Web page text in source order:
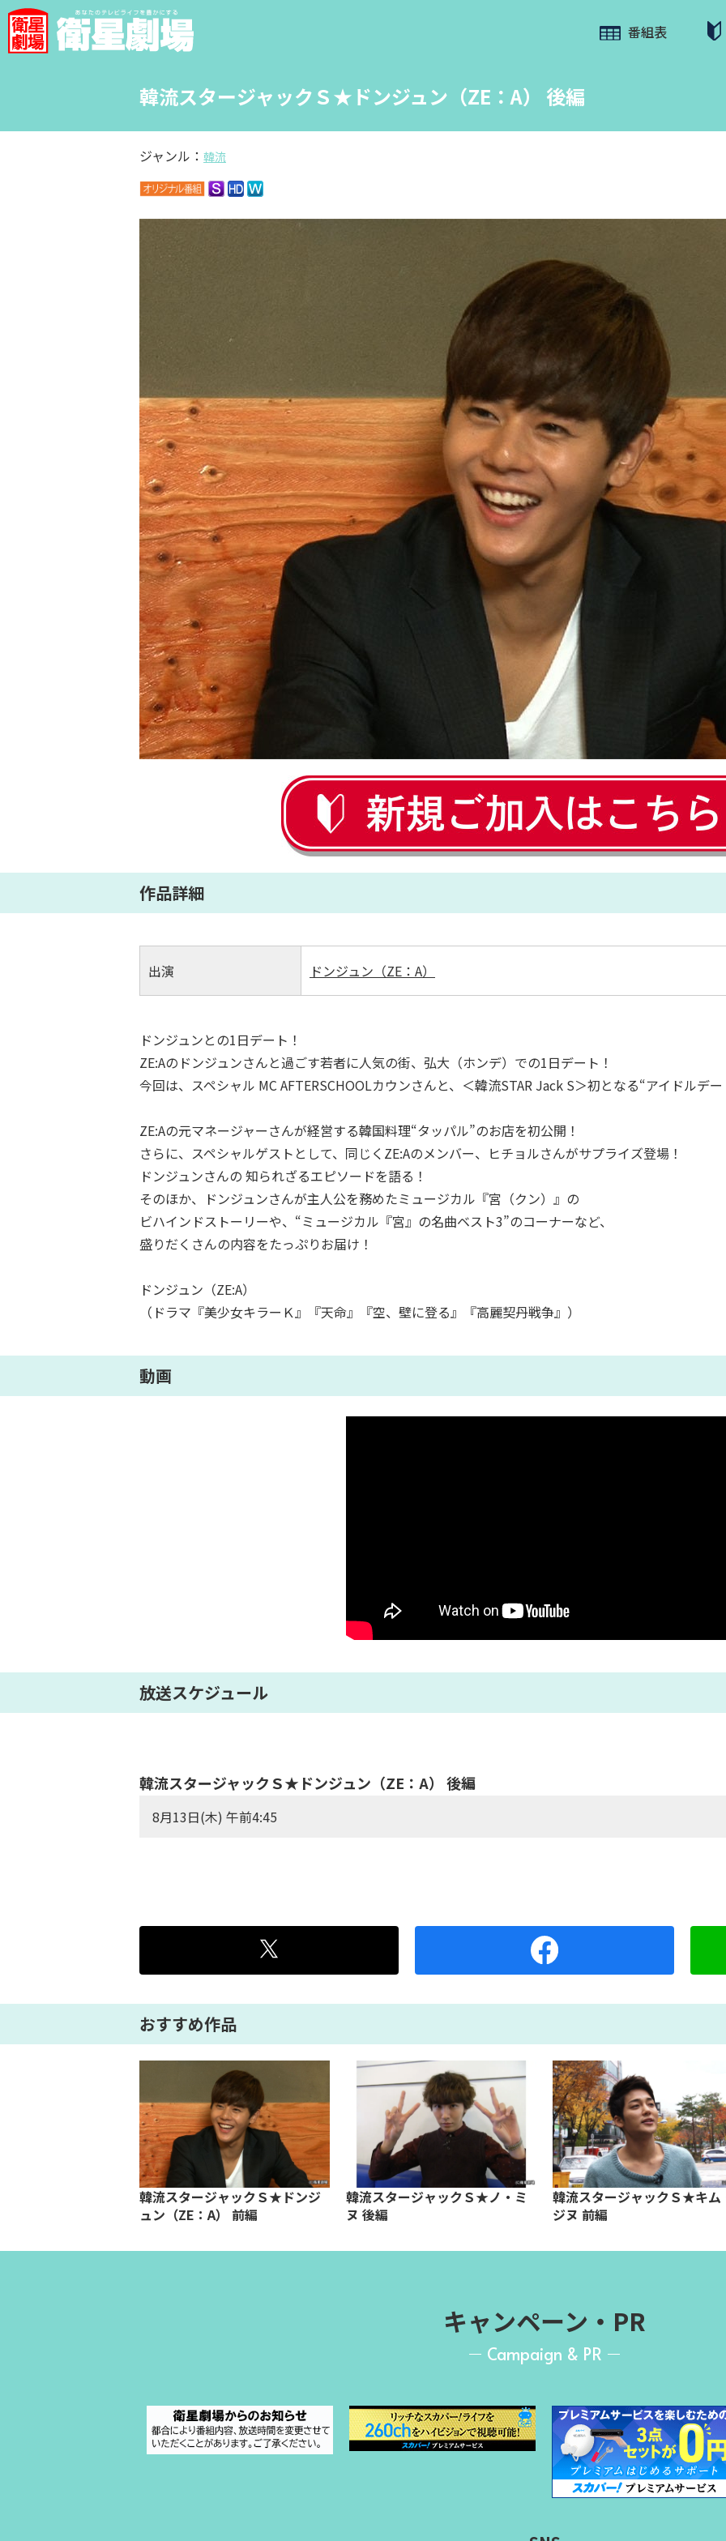
番組表
韓流スタージャックＳ★ドンジュン（ZE：A） 後編
ジャンル： 韓流
作品詳細
出演 ドンジュン（ZE：A）
ドンジュンとの1日デート！
ZE:Aのドンジュンさんと過ごす若者に人気の街、弘大（ホンデ）での1日デート！
今回は、スペシャル MC AFTERSCHOOLカウンさんと、＜韓流STAR Jack S＞初となる“アイドルデ
ZE:Aの元マネージャーさんが経営する韓国料理“タッパル”のお店を初公開！
さらに、スペシャルゲストとして、同じくZE:Aのメンバー、ヒチョルさんがサプライズ登場！
ドンジュンさんの 知られざるエピソードを語る！
そのほか、ドンジュンさんが主人公を務めたミュージカル『宮（クン）』の
ビハインドストーリーや、“ミュージカル『宮』の名曲ベスト3”のコーナーなど、
盛りだくさんの内容をたっぷりお届け！
ドンジュン（ZE:A）
（ドラマ『美少女キラーＫ』『天命』『空、壁に登る』『高麗契丹戦争』）
動画
放送スケジュール
韓流スタージャックＳ★ドンジュン（ZE：A） 後編
8月13日(木) 午前4:45
おすすめ作品
韓流スタージャックＳ★ドンジ
ュン（ZE：A） 前編
韓流スタージャックＳ★ノ・ミ
ヌ 後編
韓流スタージャックＳ★キム
ジヌ 前編
キャンペーン・PR
Campaign & PR